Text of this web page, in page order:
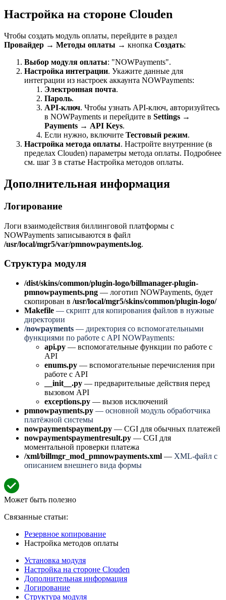
Настройка на стороне Clouden
Чтобы создать модуль оплаты, перейдите в раздел
Провайдер → Методы оплаты → кнопка Создать:
Выбор модуля оплаты: "NOWPayments".
Настройка интеграции. Укажите данные для
интеграции из настроек аккаунта NOWPayments:
Электронная почта.
Пароль.
API-ключ. Чтобы узнать API-ключ, авторизуйтесь
в NOWPayments и перейдите в Settings →
Payments → API Keys.
Если нужно, включите Тестовый режим.
Настройка метода оплаты. Настройте внутренние (в
пределах Clouden) параметры метода оплаты. Подробнее
см. шаг 3 в статье Настройка методов оплаты.
Дополнительная информация
Логирование
Логи взаимодействия биллинговой платформы с
NOWPayments записываются в файл
/usr/local/mgr5/var/pmnowpayments.log.
Структура модуля
/dist/skins/common/plugin-logo/billmanager-plugin-
pmnowpayments.png — логотип NOWPayments, будет
скопирован в /usr/local/mgr5/skins/common/plugin-logo/
Makefile — cкрипт для копирования файлов в нужные
директории
/nowpayments — директория со вспомогательными
функциями по работе с API NOWPayments:
api.py — вспомогательные функции по работе с
API
enums.py — вспомогательные перечисления при
работе с API
__init__.py — предварительные действия перед
вызовом API
exceptions.py — вызов исключений
pmnowpayments.py — основной модуль обработчика
платёжной системы
nowpaymentspayment.py — CGI для обычных платежей
nowpaymentspaymentresult.py — CGI для
моментальной проверки платежа
/xml/billmgr_mod_pmnowpayments.xml — XML-файл с
описанием внешнего вида формы
Может быть полезно
Связанные статьи:
Резервное копирование
Настройка методов оплаты
Установка модуля
Настройка на стороне Clouden
Дополнительная информация
Логирование
Структура модуля